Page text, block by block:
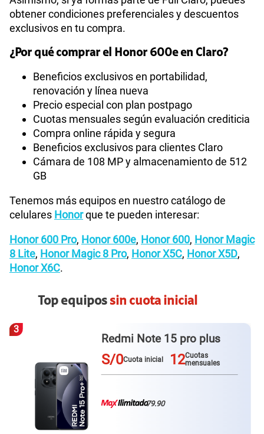
obtener condiciones preferenciales y descuentos
exclusivos en tu compra.
¿Por qué comprar el Honor 600e en Claro?
Beneficios exclusivos en portabilidad,
renovación y línea nueva
Precio especial con plan postpago
Cuotas mensuales según evaluación crediticia
Compra online rápida y segura
Beneficios exclusivos para clientes Claro
Cámara de 108 MP y almacenamiento de 512
GB
Tenemos más equipos en nuestro catálogo de
celulares Honorque te pueden interesar:
Honor 600 Pro, Honor 600e, Honor 600, Honor Magic
8 Lite, Honor Magic 8 Pro, Honor X5C, Honor X5D,
Honor X6C.
Top equipossin cuota inicial
3
Redmi Note 15 pro plus
S/0Cuota inicial 12Cuotas
mensuales
79.90